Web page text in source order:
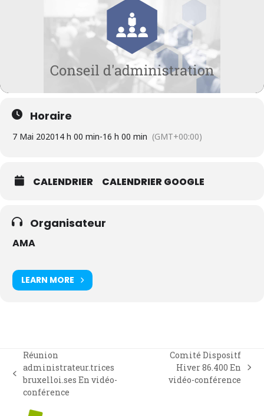
Horaire
7 Mai 202014 h 00 min-16 h 00 min (GMT+00:00)
CALENDRIER CALENDRIER GOOGLE
Organisateur
AMA
LEARN MORE
previous
post:
Réunion
administrateur.trices
bruxelloi.ses En vidéo-
conférence
post:
Comité Dispositf
Hiver 86.400 En
vidéo-conférence